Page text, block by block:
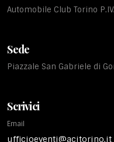
Automobile Club Torino
Sede
Piazzale San Gabriele di
Scrivici
Email
ufficioeventi@acitorino.it